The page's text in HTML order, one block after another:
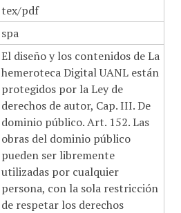
tex/pdf
spa
El diseño y los contenidos de La
hemeroteca Digital UANL están
protegidos por la Ley de
derechos de autor, Cap. III. De
dominio público. Art. 152. Las
obras del dominio público
pueden ser libremente
utilizadas por cualquier
persona, con la sola restricción
de respetar los derechos